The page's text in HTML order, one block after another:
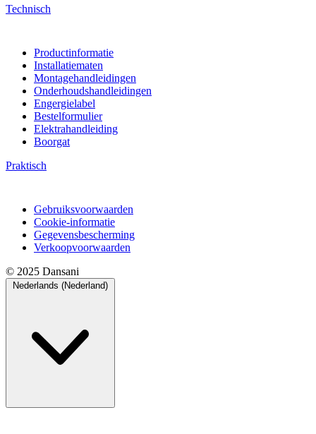
Technisch
Productinformatie
Installatiematen
Montagehandleidingen
Onderhoudshandleidingen
Engergielabel
Bestelformulier
Elektrahandleiding
Boorgat
Praktisch
Gebruiksvoorwaarden
Cookie-informatie
Gegevensbescherming
Verkoopvoorwaarden
© 2025 Dansani
Nederlands (Nederland)